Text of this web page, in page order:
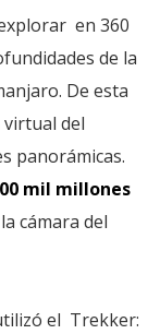
en 360
de la
De esta
del
panorámicas.
mil millones
cámara del
el Trekker: